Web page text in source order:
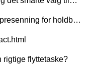
for holdbar
rigtige flyttetaske?